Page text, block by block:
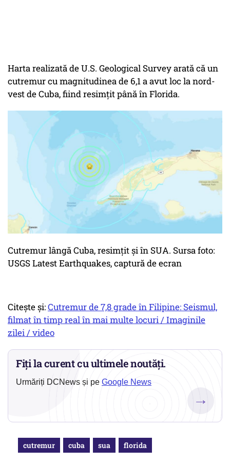
Harta realizată de U.S. Geological Survey arată că un
cutremur cu magnitudinea de 6,1 a avut loc la nord-
vest de Cuba, fiind resimțit până în Florida.
Cutremur lângă Cuba, resimțit și în SUA. Sursa foto:
USGS Latest Earthquakes, captură de ecran
Citește și:Cutremur de 7,8 grade în Filipine: Seismul,
filmat în timp real în mai multe locuri / Imaginile
zilei / video
Fiți la curent cu ultimele noutăți.
Urmăriți DCNews și pe Google News
→
cutremur cuba sua florida